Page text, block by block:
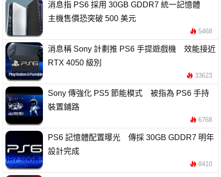
消息指 PS6 採用 30GB GDDR7 統一記憶體
主機售價恐突破 500 美元
5468
消息稱 Sony 計劃推 PS6 手提遊戲機 效能接近
RTX 4050 級別
33623
Sony 傳強化 PS5 節能模式 被指為 PS6 手持
裝置鋪路
6768
PS6 記憶體配置曝光 傳採 30GB GDDR7 明年
設計完成
8410